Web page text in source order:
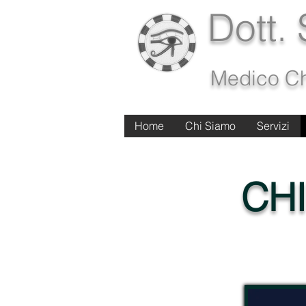
Dott.
Medico
Home Chi Siamo Servizi
Home Chi Siamo Servizi